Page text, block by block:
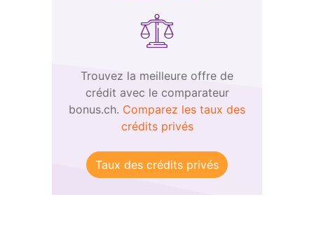
Trouvez la meilleure offre de
crédit avec le comparateur
bonus.ch. Comparez les taux des
crédits privés
Taux des crédits privés